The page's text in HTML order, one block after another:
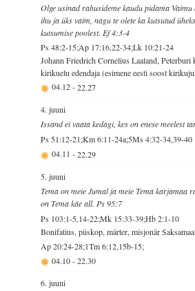
Olge usinad rahusideme kaudu pidama
ihu ja üks vaim, nagu te olete ka kutsutud
kutsumise poolest. Ef 4:3-4
Ps 48:2-15;Ap 17:16,22-34;Lk 10:21-24
Johann Friedrich Cornelius Laaland, Peterburi
kirikuelu edendaja (esimene eesti soost
04.12-22.27
4. juuni
Issand ei vaata kedagi, kes on enese meelest
Ps 51:12-21;Km 6:11-24a;5Ms 4:32-34,39-40
04.11 -22.29
5. juuni
Tema on meie Jumal ja meie Tema karjamaa
on Tema käe all. Ps 95:7
Ps 103:1-5,14-22;Mk 15:33-39;Hb 2:1-10
Bonifatius, piiskop, märter, misjonär
Ap 20:24-28;1Tm 6:12,15b-15;
04.10-22.30
6. juuni